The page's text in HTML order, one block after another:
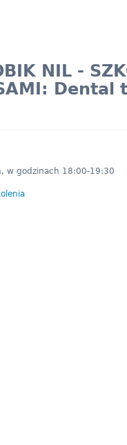
NIL -
w godzinach 18:00-19:30